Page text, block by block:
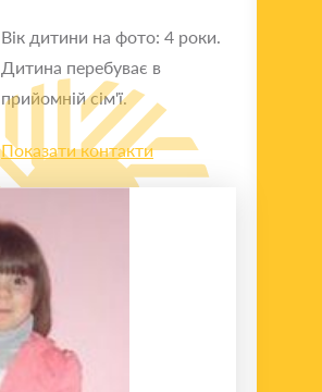
Вік дитини на фото: 4 роки.
Дитина перебуває в
прийомній сім'ї.
Показати контакти